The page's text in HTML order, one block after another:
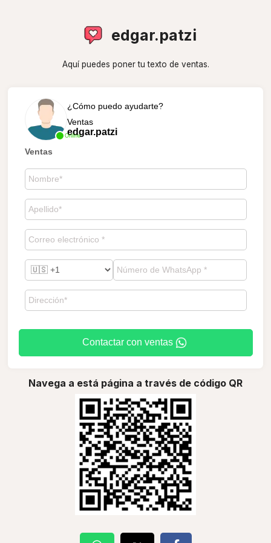
edgar.patzi
Aquí puedes poner tu texto de ventas.
Online
¿Cómo puedo ayudarte?
Ventas
edgar.patzi
Ventas
Contactar con ventas
Navega a está página a través de código QR